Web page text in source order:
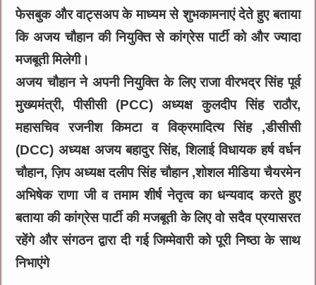
फेसबुक और वाट्सअप के माध्यम से शुभकामनाएं देते हुए बताया
कि अजय चौहान की नियुक्ति से कांग्रेस पार्टी को और ज्यादा
मजबूती मिलेगी।
अजय चौहान ने अपनी नियुक्ति के लिए राजा वीरभद्र सिंह पूर्व
मुख्यमंत्री, पीसीसी (PCC) अध्यक्ष कुलदीप सिंह राठौर,
महासचिव रजनीश किमटा व विक्रमादित्य सिंह ,डीसीसी
(DCC) अध्यक्ष अजय बहादुर सिंह, शिलाई विधायक हर्ष वर्धन
चौहान, ज़िप अध्यक्ष दलीप सिंह चौहान ,शोशल मीडिया चैयरमेन
अभिषेक राणा जी व तमाम शीर्ष नेतृत्व का धन्यवाद करते हुए
बताया की कांग्रेस पार्टी की मजबूती के लिए वो सदैव प्रयासरत
रहेंगे और संगठन द्वारा दी गई जिम्मेवारी को पूरी निष्ठा के साथ
निभाएंगे